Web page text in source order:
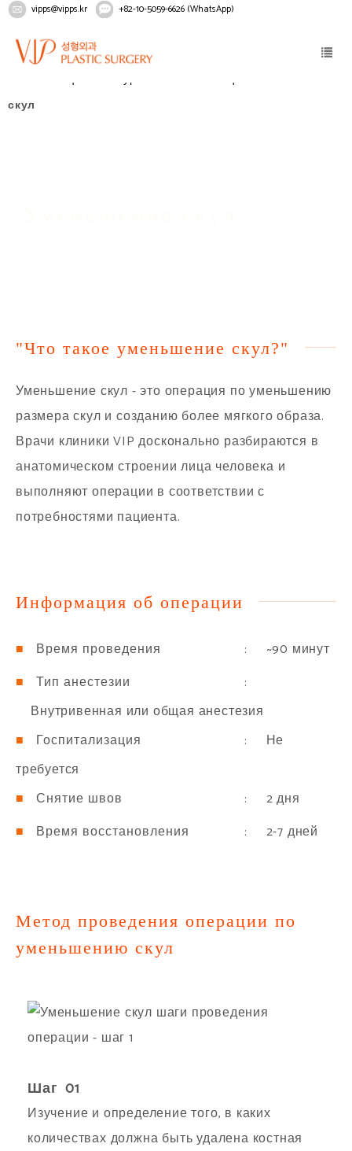
vipps@vipps.kr +82-10-5059-6626 (WhatsApp)
Лицо Контурная пластика лица
скул
"Что такое уменьшение скул?"
Уменьшение скул - это операция по уменьшению
размера скул и созданию более мягкого образа.
Врачи клиники VIP досконально разбираются в
анатомическом строении лица человека и
выполняют операции в соответствии с
потребностями пациента.
Информация об операции
Время проведения
: ~90 минут
Тип анестезии
:
Внутривенная или общая анестезия
Госпитализация
: Не
требуется
Снятие швов
: 2 дня
Время восстановления
: 2-7 дней
Метод проведения операции по
уменьшению скул
Шаг 01
Изучение и определение того, в каких
количествах должна быть удалена костная